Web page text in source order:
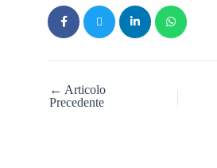
← Articolo
Precedente